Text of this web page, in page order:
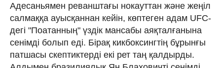
Адесаньямен реванштағы нокауттан және жеңіл
салмаққа ауысқаннан кейін, көптеген адам UFC-
дегі "Поатанның" үздік мансабы аяқталғанына
сенімді болып еді. Бірақ кикбоксингтің бұрынғы
патшасы скептиктерді екі рет таң қалдырды.